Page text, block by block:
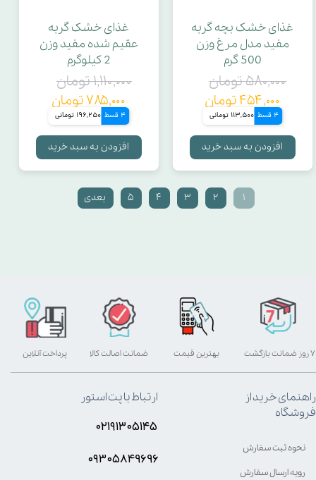
غذای خشک بچه گربه
مفید مدل مرغ وزن
500 گرم
۵۸۰,۰۰۰ تومان
۴۵۴,۰۰۰ تومان
4 قسط 113,500 تومانی
افزودن به سبد خرید
غذای خشک گربه
عقیم شده مفید وزن
2 کیلوگرم
۱,۱۱۰,۰۰۰ تومان
۷۸۵,۰۰۰ تومان
4 قسط 196,250 تومانی
افزودن به سبد خرید
۱ ۲ ۳ ۴ ۵ بعدی
بهترین قیمت پرداخت آنلاین ۷ روز ضمانت بازگشت ضمانت اصالت کالا
راهنمای خرید از
فروشگاه
نحوه ثبت سفارش
رویه ارسال سفارش
ارتباط با پت استور
۰۲۱۹۱۳۰۵۱۴۵
۰۹۳۰۵8۴9696